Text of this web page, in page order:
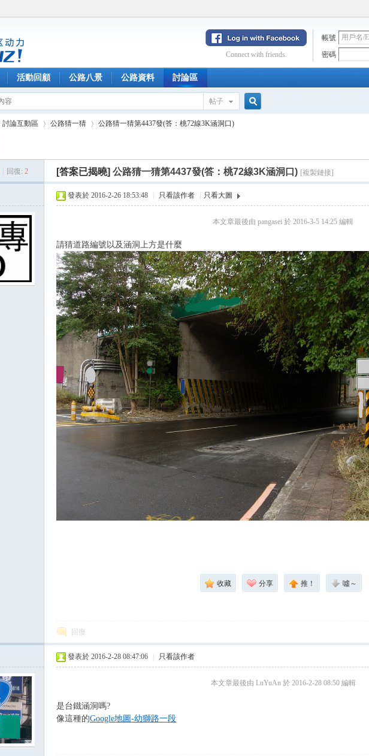
帳號
密碼
Connect with friends.
活動回顧 公路八景 公路資料 討論區
帖子
索
討論互動區 公路猜一猜
›
公路猜一猜第4437發(答：桃72線3K涵洞口)
回復: 2 [答案已揭曉] 公路猜一猜第4437發(答：桃72線3K涵洞口) [複製鏈接]
發表於 2016-2-26 18:53:48 只看該作者 只看大圖
本文章最後由 pangasei 於 2016-3-5 14:25 編輯
請猜道路編號以及涵洞上方是什麼
收藏 分享 推！ 噓～
回復
發表於 2016-2-28 08:47:06 只看該作者
本文章最後由 LuYuAn 於 2016-2-28 08:50 編輯
是台鐵涵洞嗎?
像這種的Google地圖-幼獅路一段